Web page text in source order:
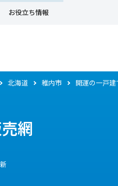
お役立ち情報
北海道 稚内市 開運の一戸
網